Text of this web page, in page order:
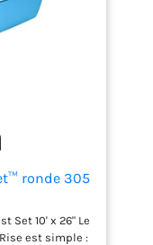
ronde 305
Set 10' x 26" Le
est simple :